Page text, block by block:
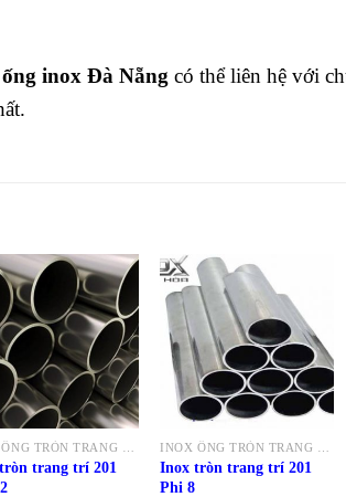
inox Đà Nẵng có thể liên hệ với
trang trí 201
Inox tròn trang trí 201
Phi 8